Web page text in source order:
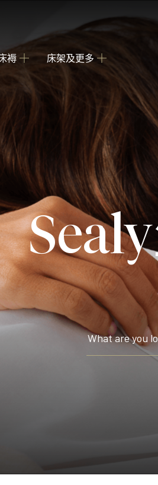
褥
的理想 Sealy 床墊
Collection
眠國度，享受護脊及舒服睡眠的全
舒適承托，是物超所值之選。
宛如身處5星級酒店的豪華睡眠體
尊體驗，沉浸於極致奢華的酣眠享
床架及更多
睡枕
提供不同款式 享